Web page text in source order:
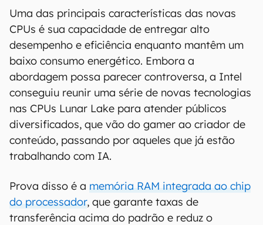
Uma das principais características das novas
CPUs é sua capacidade de entregar alto
desempenho e eficiência enquanto mantêm um
baixo consumo energético. Embora a
abordagem possa parecer controversa, a Intel
conseguiu reunir uma série de novas tecnologias
nas CPUs Lunar Lake para atender públicos
diversificados, que vão do gamer ao criador de
conteúdo, passando por aqueles que já estão
trabalhando com IA.
Prova disso é a memória RAM integrada ao chip
do processador, que garante taxas de
transferência acima do padrão e reduz o